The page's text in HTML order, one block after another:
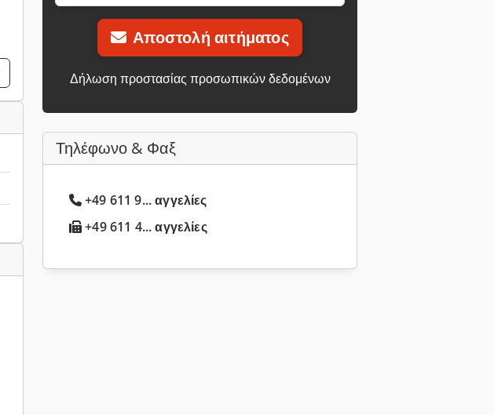
Αποστολή αιτήματος
Δήλωση προστασίας προσωπικών δεδομένων
Τηλέφωνο & Φαξ
+49 611 9... αγγελίες
+49 611 4... αγγελίες